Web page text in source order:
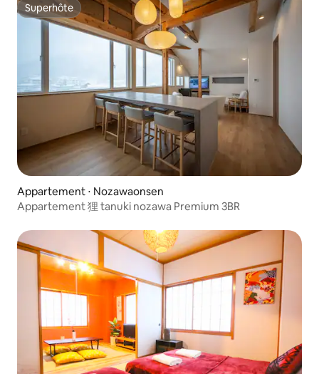
Superhôte
Superhôte
Appartement ⋅ Nozawaonsen
Appartement 狸 tanuki nozawa Premium 3BR